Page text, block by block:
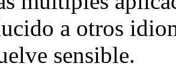
a otros
sensible.